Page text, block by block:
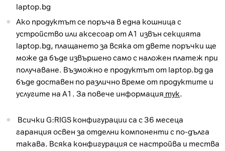
laptop.bg
Ако продуктът се поръча в една кошница с
устройство или аксесоар от А1 извън секцията
laptop.bg, плащането за всяка от двете поръчки ще
може да бъде извършено само с наложен платеж при
получаване. Възможно е продуктът от laptop.bg да
бъде доставен по различно време от продуктите и
услугите на А1. За повече информация тук.
Всички G:RIGS конфигурации са с 36 месеца
гаранция освен за отделни компоненти с по-дълга
такава. Всяка конфигурация се настройва и тества